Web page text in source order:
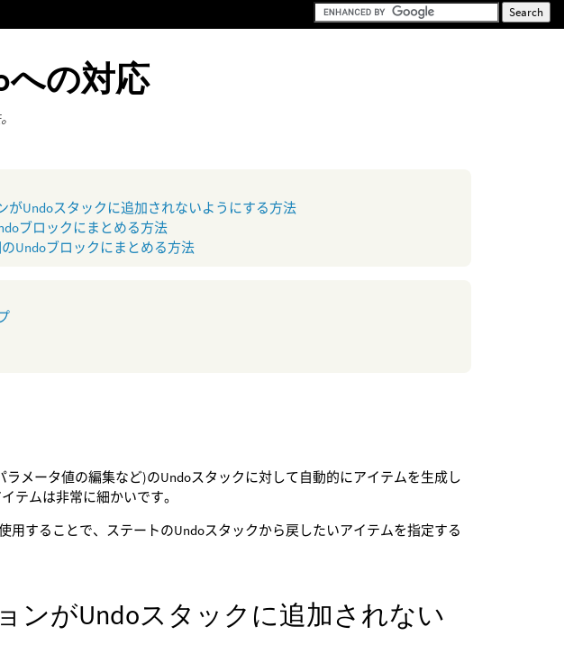
への対応
がUndoスタックに追加されないようにする方法
ブロックにまとめる方法
Undoブロックにまとめる方法
メータ値の編集など)のUndoスタックに対して自動的にアイテムを生成し
テムは非常に細かいです。
用することで、ステートのUndoスタックから戻したいアイテムを指定する
ンがUndoスタックに追加されない